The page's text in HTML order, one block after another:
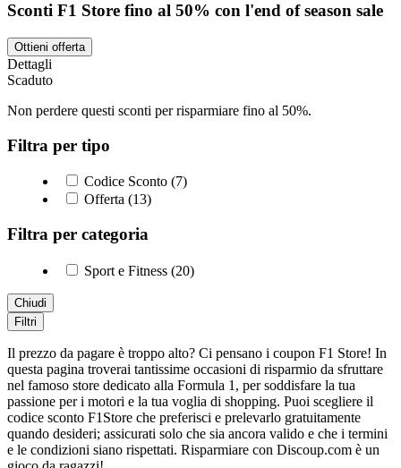
Sconti F1 Store fino al 50% con l'end of season sale
Ottieni offerta
Dettagli
Scaduto
Non perdere questi sconti per risparmiare fino al 50%.
Filtra per tipo
Codice Sconto (7)
Offerta (13)
Filtra per categoria
Sport e Fitness (20)
Chiudi
Filtri
Il prezzo da pagare è troppo alto? Ci pensano i coupon F1 Store! In
questa pagina troverai tantissime occasioni di risparmio da sfruttare
nel famoso store dedicato alla Formula 1, per soddisfare la tua
passione per i motori e la tua voglia di shopping. Puoi scegliere il
codice sconto F1Store che preferisci e prelevarlo gratuitamente
quando desideri; assicurati solo che sia ancora valido e che i termini
e le condizioni siano rispettati. Risparmiare con Discoup.com è un